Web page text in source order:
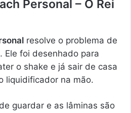
Personal – O Rei
resolve o problema de
Ele foi desenhado para
o shake e já sair de casa
liquidificador na mão.
guardar e as lâminas são